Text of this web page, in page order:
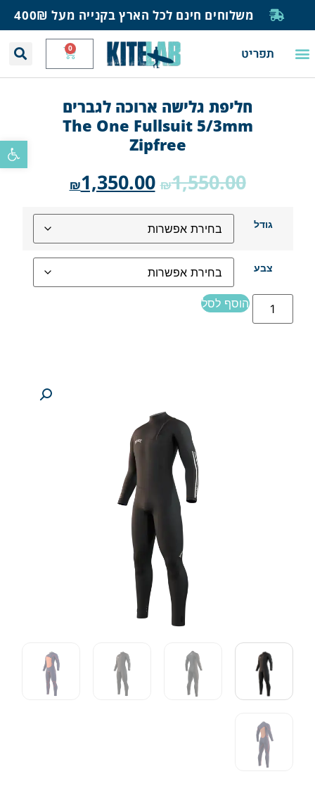
פתח
משלוחים חינם לכל הארץ בקנייה מעל 400₪
תפריט 0
חליפת גלישה ארוכה לגברים
The One Fullsuit 5/3mm
Zipfree
₪1,550.00
₪1,350.00
גודל
צבע
הוסף לסל